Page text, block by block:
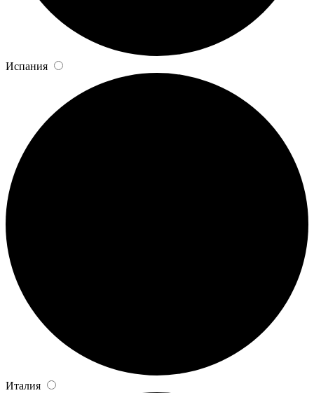
Испания
Италия